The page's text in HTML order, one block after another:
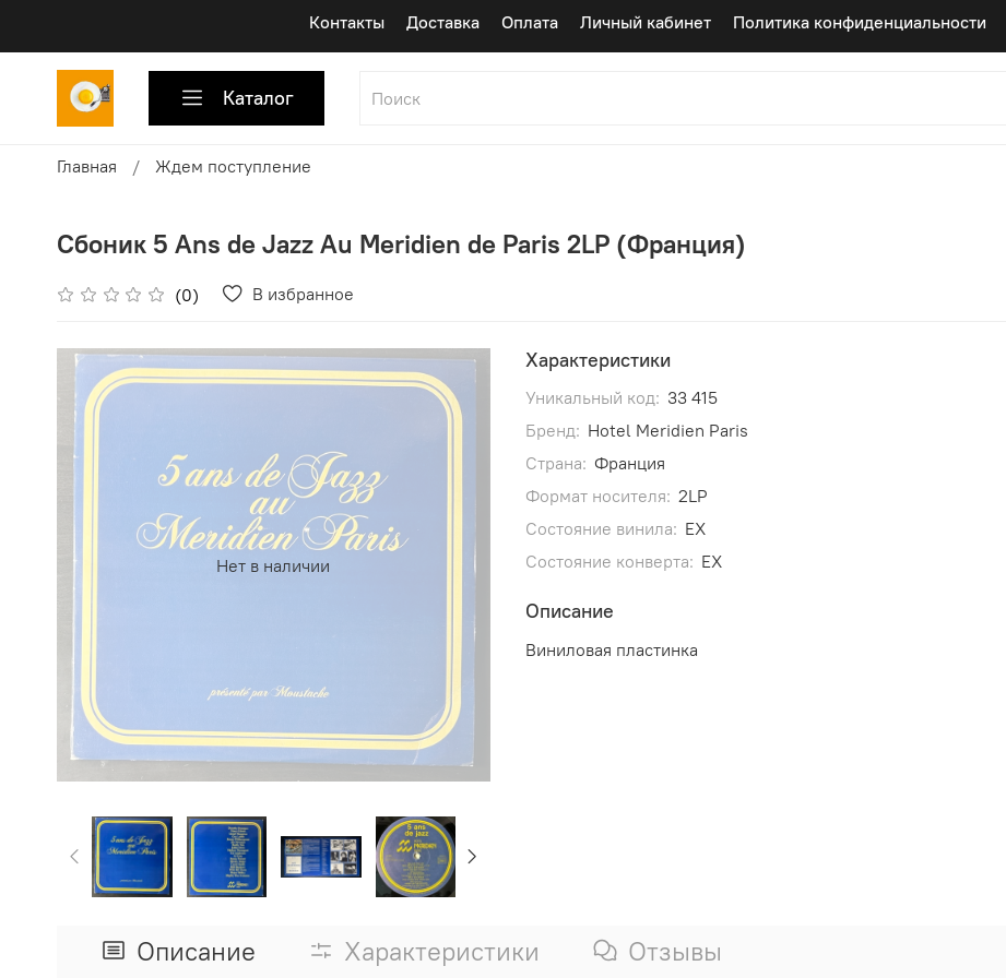
Контакты Доставка Оплата Личный кабинет Политика конфиденциальности
Каталог
Главная Ждем поступление
Сбоник 5 Ans de Jazz Au Meridien de Paris 2LP (Франция)
(0) В избранное
Нет в наличии
Характеристики
Уникальный код: 33 415
Бренд: Hotel Meridien Paris
Страна: Франция
Формат носителя: 2LP
Состояние винила: EX
Состояние конверта: EX
Описание
Виниловая пластинка
Описание Характеристики Отзывы